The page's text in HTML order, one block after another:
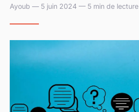
Ayoub — 5 juin 2024 — 5 min de lecture